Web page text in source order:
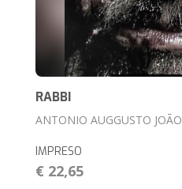
RABBI
ANTONIO AUGGUSTO JOÃO
IMPRESO
€ 22,65